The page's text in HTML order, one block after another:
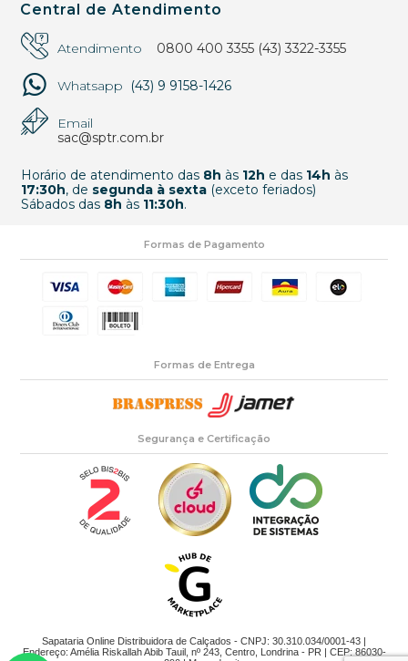
Central de Atendimento
Atendimento 0800 400 3355 (43) 3322-3355
Whatsapp (43) 9 9158-1426
Email
sac@sptr.com.br
Horário de atendimento das 8h às 12h e das 14h às
17:30h, de segunda à sexta(exceto feriados)
Sábados das 8h às 11:30h.
Formas de Pagamento
Formas de Entrega
Segurança e Certificação
Sapataria Online Distribuidora de Calçados - CNPJ: 30.310.034/0001-43 |
Endereço: Amélia Riskallah Abib Tauil, nº 243, Centro, Londrina - PR | CEP: 86030-